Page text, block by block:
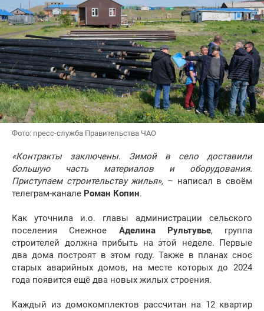
Фото: пресс-служба Правительства ЧАО
«Контракты заключены. Зимой в село доставили
большую часть материалов и оборудования.
Приступаем строительству жилья», – написал в своём
телеграм-канале Роман Копин.
Как уточнила и.о. главы администрации сельского
поселения Снежное Аделина Рультувье, группа
строителей должна прибыть на этой неделе. Первые
два дома построят в этом году. Также в планах снос
старых аварийных домов, на месте которых до 2024
года появится ещё два новых жилых строения.
Каждый из домокомплектов рассчитан на 12 квартир